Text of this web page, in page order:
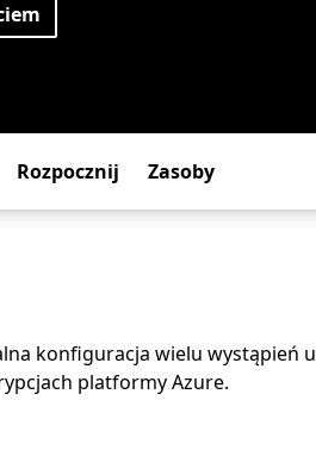
Rozpocznij Zasoby
konfiguracja wielu wystąpień
platformy Azure.